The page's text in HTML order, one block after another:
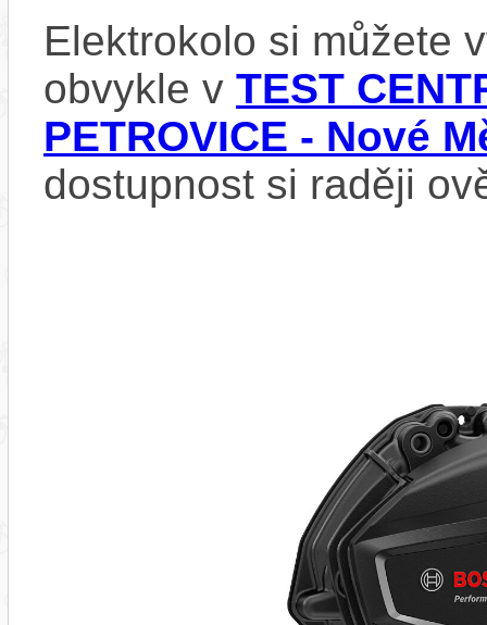
Elektrokolo si můžete
obvykle v TEST
PETROVICE - Nové
dostupnost si raději